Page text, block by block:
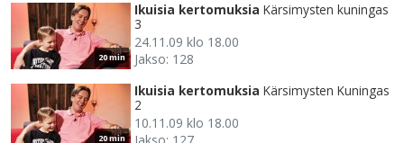
20 min
Ikuisia kertomuksia Kärsimysten kuningas
3
24.11.09 klo 18.00
Jakso: 128
20 min
Ikuisia kertomuksia Kärsimysten Kuningas
2
10.11.09 klo 18.00